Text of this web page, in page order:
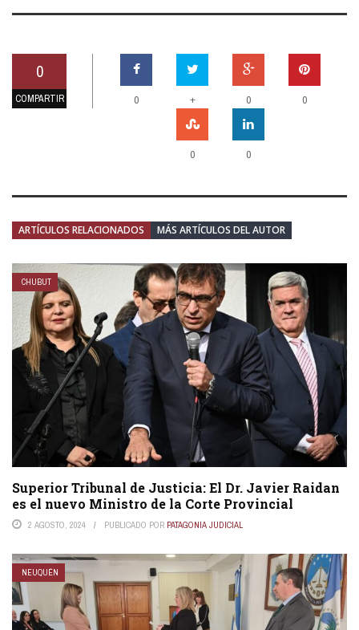
0
COMPARTIR 0 + 0 0
0 0
ARTÍCULOS RELACIONADOS MÁS ARTÍCULOS DEL AUTOR
CHUBUT
Superior Tribunal de Justicia: El Dr. Javier Raidan
es el nuevo Ministro de la Corte Provincial
2 AGOSTO, 2024 PUBLICADO POR PATAGONIA JUDICIAL
NEUQUÉN